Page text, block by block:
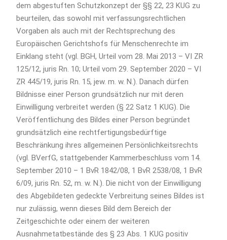
dem abgestuften Schutzkonzept der §§ 22, 23 KUG zu
beurteilen, das sowohl mit verfassungsrechtlichen
Vorgaben als auch mit der Rechtsprechung des
Europäischen Gerichtshofs für Menschenrechte im
Einklang steht (vgl. BGH, Urteil vom 28. Mai 2013 – VI ZR
125/12, juris Rn. 10; Urteil vom 29. September 2020 – VI
ZR 445/19, juris Rn. 15, jew. m. w. N.). Danach dürfen
Bildnisse einer Person grundsätzlich nur mit deren
Einwilligung verbreitet werden (§ 22 Satz 1 KUG). Die
Veröffentlichung des Bildes einer Person begründet
grundsätzlich eine rechtfertigungsbedürftige
Beschränkung ihres allgemeinen Persönlichkeitsrechts
(vgl. BVerfG, stattgebender Kammerbeschluss vom 14.
September 2010 – 1 BvR 1842/08, 1 BvR 2538/08, 1 BvR
6/09, juris Rn. 52, m. w. N.). Die nicht von der Einwilligung
des Abgebildeten gedeckte Verbreitung seines Bildes ist
nur zulässig, wenn dieses Bild dem Bereich der
Zeitgeschichte oder einem der weiteren
Ausnahmetatbestände des § 23 Abs. 1 KUG positiv